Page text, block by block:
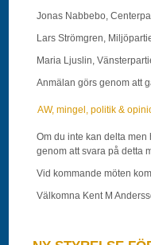
Jonas Nabbebo,
Lars Strömgren,
Maria Ljuslin,
Anmälan görs genom att
AW, mingel, politik &
Om du inte kan delta
genom att svara på detta
Vid kommande möten
Välkomna Kent M